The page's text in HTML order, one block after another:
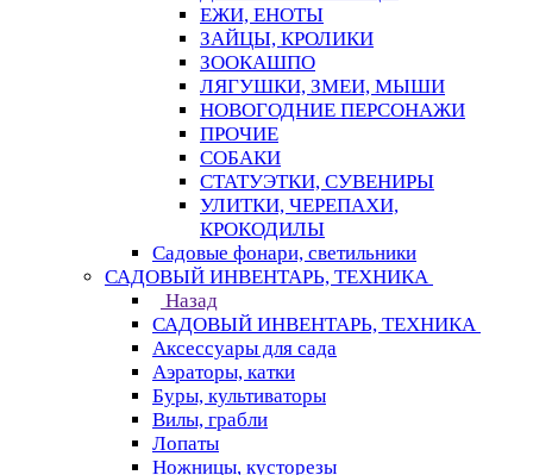
ЕЖИ, ЕНОТЫ
ЗАЙЦЫ, КРОЛИКИ
ЗООКАШПО
ЛЯГУШКИ, ЗМЕИ, МЫШИ
НОВОГОДНИЕ ПЕРСОНАЖИ
ПРОЧИЕ
СОБАКИ
СТАТУЭТКИ, СУВЕНИРЫ
УЛИТКИ, ЧЕРЕПАХИ,
КРОКОДИЛЫ
Садовые фонари, светильники
САДОВЫЙ ИНВЕНТАРЬ, ТЕХНИКА
Назад
САДОВЫЙ ИНВЕНТАРЬ, ТЕХНИКА
Аксессуары для сада
Аэраторы, катки
Буры, культиваторы
Вилы, грабли
Лопаты
Ножницы, кусторезы